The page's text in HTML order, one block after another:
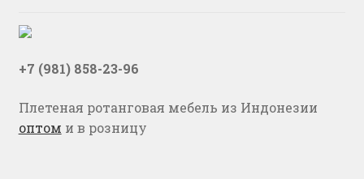
+7 (981) 858-23-96
Плетеная ротанговая мебель из Индонезии
оптом и в розницу